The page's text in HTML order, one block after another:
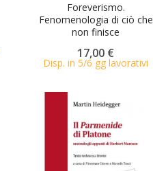
Foreverismo.
Fenomenologia di ciò che
non finisce
17,00 €
Disp. in 5/6 gg lavorativi